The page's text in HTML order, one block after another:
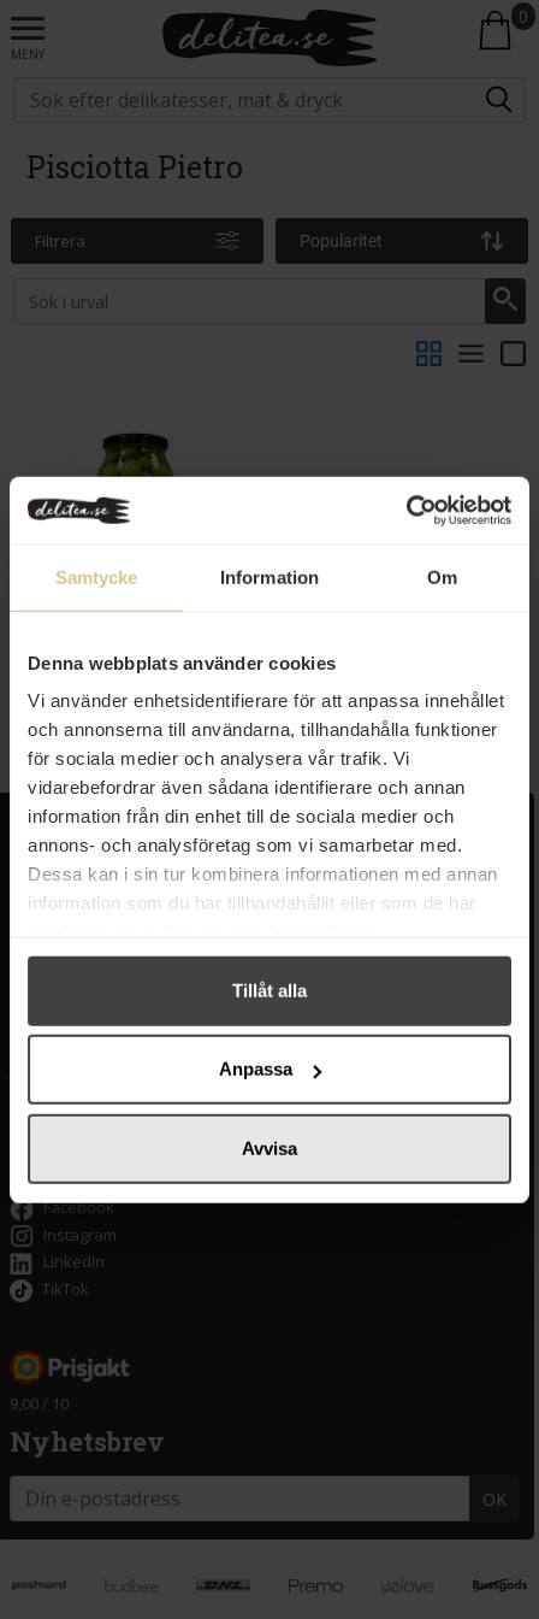
Samtycke Information Om
Denna webbplats använder cookies
Vi använder enhetsidentifierare för att anpassa innehållet
och annonserna till användarna, tillhandahålla funktioner
för sociala medier och analysera vår trafik. Vi
vidarebefordrar även sådana identifierare och annan
information från din enhet till de sociala medier och
annons- och analysföretag som vi samarbetar med.
Dessa kan i sin tur kombinera informationen med annan
information som du har tillhandahållit eller som de har
Tillåt alla
Anpassa
Avvisa
MENY
0
Pisciotta Pietro
Filtrera Popularitet
125 kr
Köp
Kundservice
Kontakta oss
Vanliga frågor
Betalning
Cookieinställningar
Tillgänglighet
Populära länkar
Monin
Lyxkonserver
Olivolja
Kaffe & Te
Pistagekräm
Press /
Om oss
Facebook
Instagram
LinkedIn
TikTok
9,00 / 10
Nyhetsbrev
OK